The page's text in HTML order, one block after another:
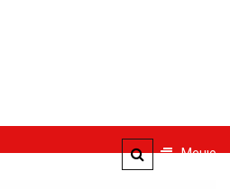
Меню